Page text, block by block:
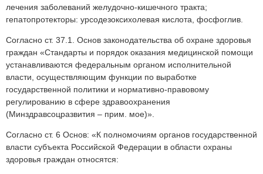
лечения заболеваний желудочно-кишечного тракта;
гепатопротекторы: урсодезоксихолевая кислота, фосфоглив.
Согласно ст. 37.1. Основ законодательства об охране здоровья
граждан «Стандарты и порядок оказания медицинской помощи
устанавливаются федеральным органом исполнительной
власти, осуществляющим функции по выработке
государственной политики и нормативно-правовому
регулированию в сфере здравоохранения
(Минздравсоцразвития – прим. мое)».
Согласно ст. 6 Основ: «К полномочиям органов государственной
власти субъекта Российской Федерации в области охраны
здоровья граждан относятся: